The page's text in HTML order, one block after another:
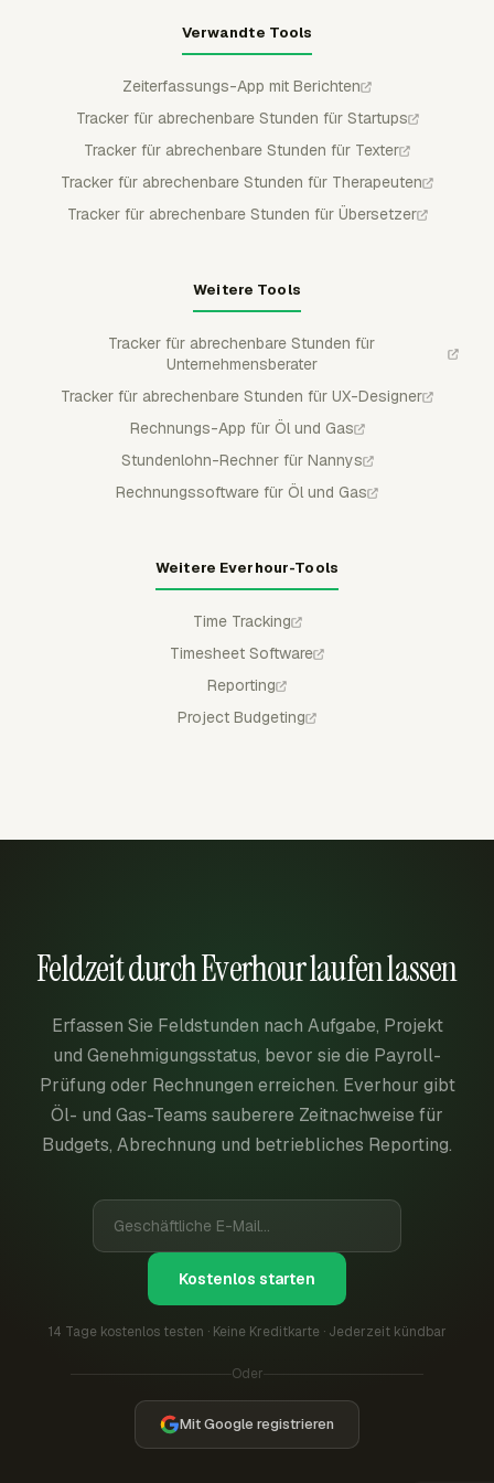
Verwandte Tools
Zeiterfassungs-App mit Berichten
Tracker für abrechenbare Stunden für Startups
Tracker für abrechenbare Stunden für Texter
Tracker für abrechenbare Stunden für Therapeuten
Tracker für abrechenbare Stunden für Übersetzer
Weitere Tools
Tracker für abrechenbare Stunden für
Unternehmensberater
Tracker für abrechenbare Stunden für UX-Designer
Rechnungs-App für Öl und Gas
Stundenlohn-Rechner für Nannys
Rechnungssoftware für Öl und Gas
Weitere Everhour-Tools
Time Tracking
Timesheet Software
Reporting
Project Budgeting
Feldzeit durch Everhour laufen lassen
Erfassen Sie Feldstunden nach Aufgabe, Projekt
und Genehmigungsstatus, bevor sie die Payroll-
Prüfung oder Rechnungen erreichen. Everhour gibt
Öl- und Gas-Teams sauberere Zeitnachweise für
Budgets, Abrechnung und betriebliches Reporting.
Kostenlos starten
14 Tage kostenlos testen · Keine Kreditkarte · Jederzeit kündbar
Oder
Mit Google registrieren